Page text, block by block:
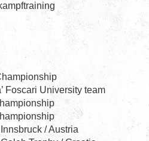
Foscari University team
/ Austria